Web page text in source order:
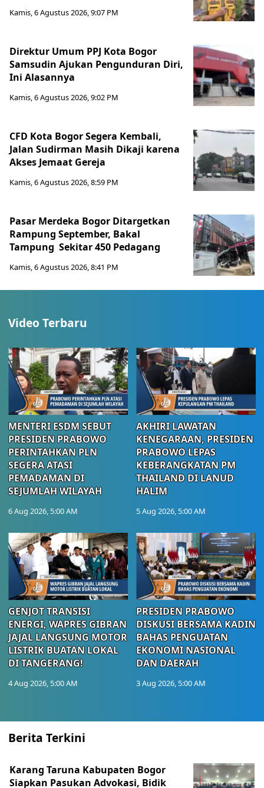
Kamis, 6 Agustus 2026, 9:07 PM
Direktur Umum PPJ Kota Bogor
Samsudin Ajukan Pengunduran Diri,
Ini Alasannya
Kamis, 6 Agustus 2026, 9:02 PM
CFD Kota Bogor Segera Kembali,
Jalan Sudirman Masih Dikaji karena
Akses Jemaat Gereja
Kamis, 6 Agustus 2026, 8:59 PM
Pasar Merdeka Bogor Ditargetkan
Rampung September, Bakal
Tampung Sekitar 450 Pedagang
Kamis, 6 Agustus 2026, 8:41 PM
Video Terbaru
MENTERI ESDM SEBUT
PRESIDEN PRABOWO
PERINTAHKAN PLN
SEGERA ATASI
PEMADAMAN DI
SEJUMLAH WILAYAH
6 Aug 2026, 5:00 AM
AKHIRI LAWATAN
KENEGARAAN, PRESIDEN
PRABOWO LEPAS
KEBERANGKATAN PM
THAILAND DI LANUD
HALIM
5 Aug 2026, 5:00 AM
GENJOT TRANSISI
ENERGI, WAPRES GIBRAN
JAJAL LANGSUNG MOTOR
LISTRIK BUATAN LOKAL
DI TANGERANG!
4 Aug 2026, 5:00 AM
PRESIDEN PRABOWO
DISKUSI BERSAMA KADIN
BAHAS PENGUATAN
EKONOMI NASIONAL
DAN DAERAH
3 Aug 2026, 5:00 AM
Berita Terkini
Karang Taruna Kabupaten Bogor
Siapkan Pasukan Advokasi, Bidik